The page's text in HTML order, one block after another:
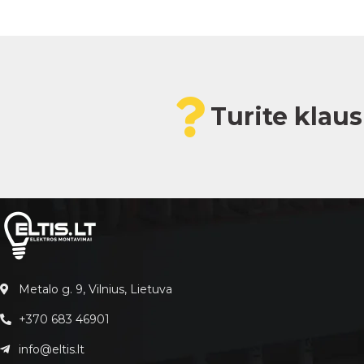
Turite
Metalo g. 9, Vilnius, Lietuva
+370 683 46901
info@eltis.lt